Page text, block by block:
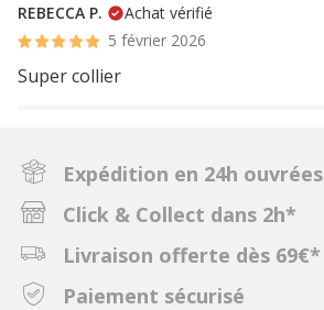
REBECCA P.
Achat vérifié
5 février 2026
Super collier
Expédition en 24h ouvrées
Click & Collect dans 2h*
Livraison offerte dès 69€*
Paiement sécurisé